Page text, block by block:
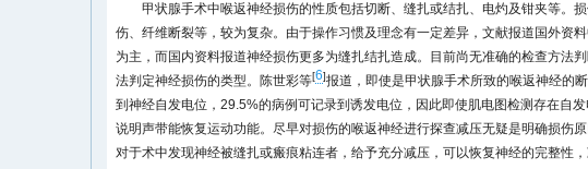
甲状腺手术中喉返神经损伤的性质包括切断、缝扎或结扎、电灼及钳夹等。
伤、纤维断裂等，较为复杂。由于操作习惯及理念有一定差异，文献报道国外资
为主，而国内资料报道神经损伤更多为缝扎结扎造成。目前尚无准确的检查方法
法判定神经损伤的类型。陈世彩等[6]报道，即使是甲状腺手术所致的喉返神经的
到神经自发电位，29.5%的病例可记录到诱发电位，因此即使肌电图检测存在自
说明声带能恢复运动功能。尽早对损伤的喉返神经进行探查减压无疑是明确损伤原
对于术中发现神经被缝扎或瘢痕粘连者，给予充分减压，可以恢复神经的完整性